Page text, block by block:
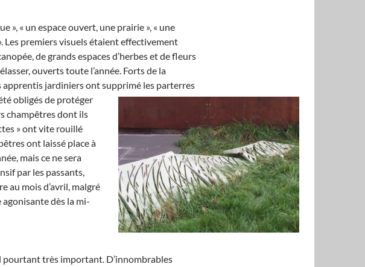
», « un espace ouvert, une prairie », « une
Les premiers visuels étaient effectivement
de grands espaces d’herbes et de fleurs
ouverts toute l’année. Forts de la
apprentis jardiniers ont supprimé les parterres
obligés de protéger
champêtres dont ils
» ont vite rouillé
ont laissé place à
mais ce ne sera
par les passants,
au mois d’avril, malgré
dès la mi-
pourtant très important. D’innombrables